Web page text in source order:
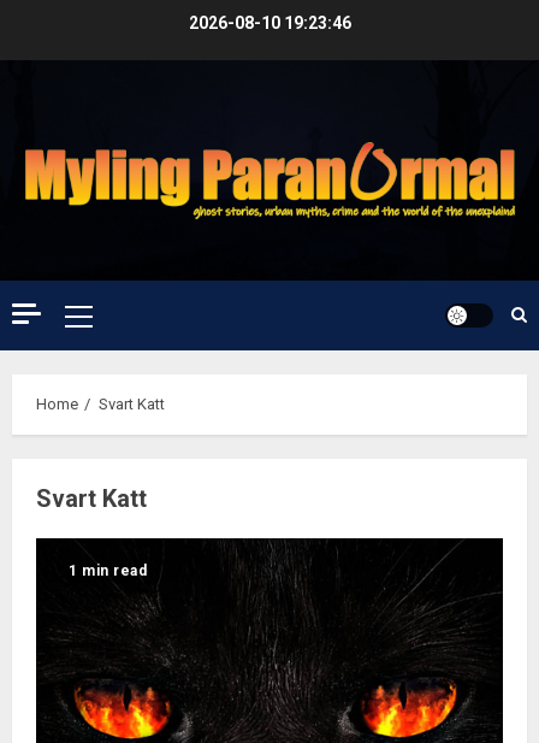
2026-08-10 19:23:47
Primary
Menu
Home Svart Katt
Svart Katt
1 min read